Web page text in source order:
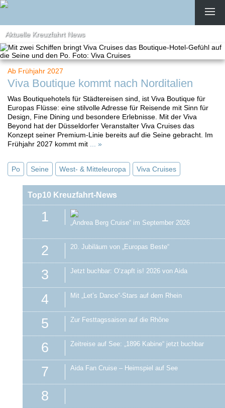
Aktuelle Kreuzfahrt News
Ab Frühjahr 2027
Viva Boutique kommt nach Norditalien
Was Boutiquehotels für Städtereisen sind, ist Viva Boutique für
Europas Flüsse: eine stilvolle Adresse für Reisende mit Sinn für
Design, Fine Dining und besondere Erlebnisse. Mit der Viva
Beyond hat der Düsseldorfer Veranstalter Viva Cruises das
Konzept seiner Premium-Linie bereits auf die Seine gebracht. Im
Frühjahr 2027 kommt mit
... »
Po Seine West- & Mitteleuropa Viva Cruises
Top10 Kreuzfahrt-News
1 „Andrea Berg Cruise“ im September 2026
2 20. Jubiläum von „Europas Beste“
3 Jetzt buchbar: O‘zapft is! 2026 von Aida
4 Mit „Let’s Dance“-Stars auf dem Rhein
5 Zur Festtagssaison auf die Rhône
6 Zeitreise auf See: „1896 Kabine“ jetzt buchbar
7 Aida Fan Cruise – Heimspiel auf See
8